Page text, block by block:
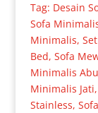
Tag: Desain
Sofa
Minimalis,
Bed, Sofa
Minimalis
Minimalis Jati,
Stainless,